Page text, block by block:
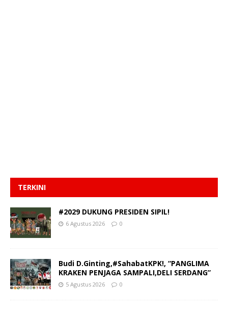
TERKINI
#2029 DUKUNG PRESIDEN SIPIL!
6 Agustus 2026 0
Budi D.Ginting,#SahabatKPK!, “PANGLIMA
KRAKEN PENJAGA SAMPALI,DELI SERDANG”
5 Agustus 2026 0